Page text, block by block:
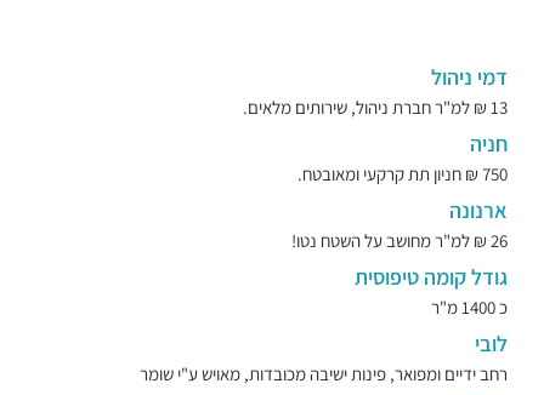
דמי ניהול
13 ₪ למ"ר חברת ניהול, שירותים מלאים.
חניה
750 ₪ חניון תת קרקעי ומאובטח.
ארנונה
26 ₪ למ"ר מחושב על השטח נטו!
גודל קומה טיפוסית
כ 1400 מ"ר
לובי
רחב ידיים ומפואר, פינות ישיבה מכובדות, מאויש ע"י שומר